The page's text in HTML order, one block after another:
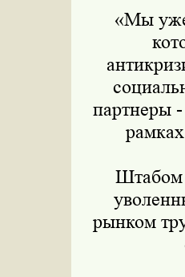
«Мы уже
партнеры
Штабом
рынком